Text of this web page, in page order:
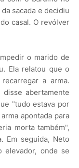
sacada e decidiu
casal. O revólver
o marido de
Ela relatou que o
a arma.
abertamente
"tudo estava por
apontada para
morta também",
Em seguida, Neto
elevador, onde se